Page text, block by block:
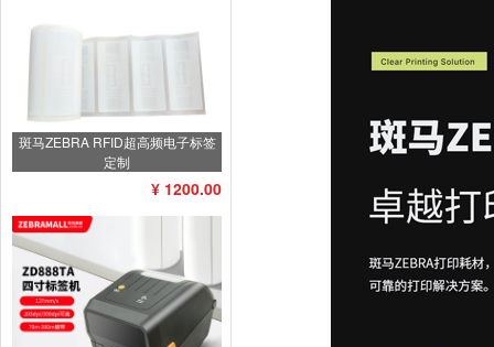
斑马ZEBRA RFID超高频电子标签
定制
¥ 1200.00